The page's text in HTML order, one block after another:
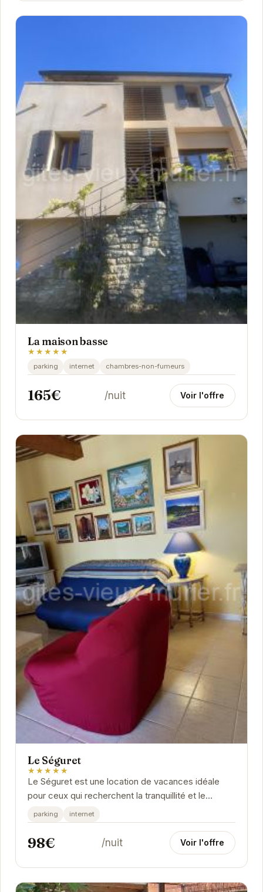
La maison basse
★★★★★
parking internet chambres-non-fumeurs
165€ /nuit Voir l'offre
Le Séguret
★★★★★
Le Séguret est une location de vacances idéale
pour ceux qui recherchent la tranquillité et le
charme de la Provence. Avec son emplacement...
parking internet
98€ /nuit Voir l'offre